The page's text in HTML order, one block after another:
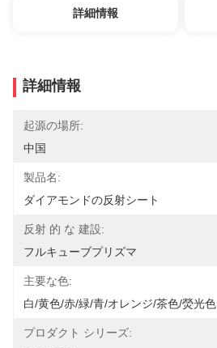
詳細情報
詳細情報
起源の場所:
中国
製品名:
ダイアモンドの反射シート
反射 的 な 建設:
フルキューブプリズマ
主要な色:
白/黄色/赤/緑/青/オレンジ/茶色/熒光色
プロダクト シリーズ: